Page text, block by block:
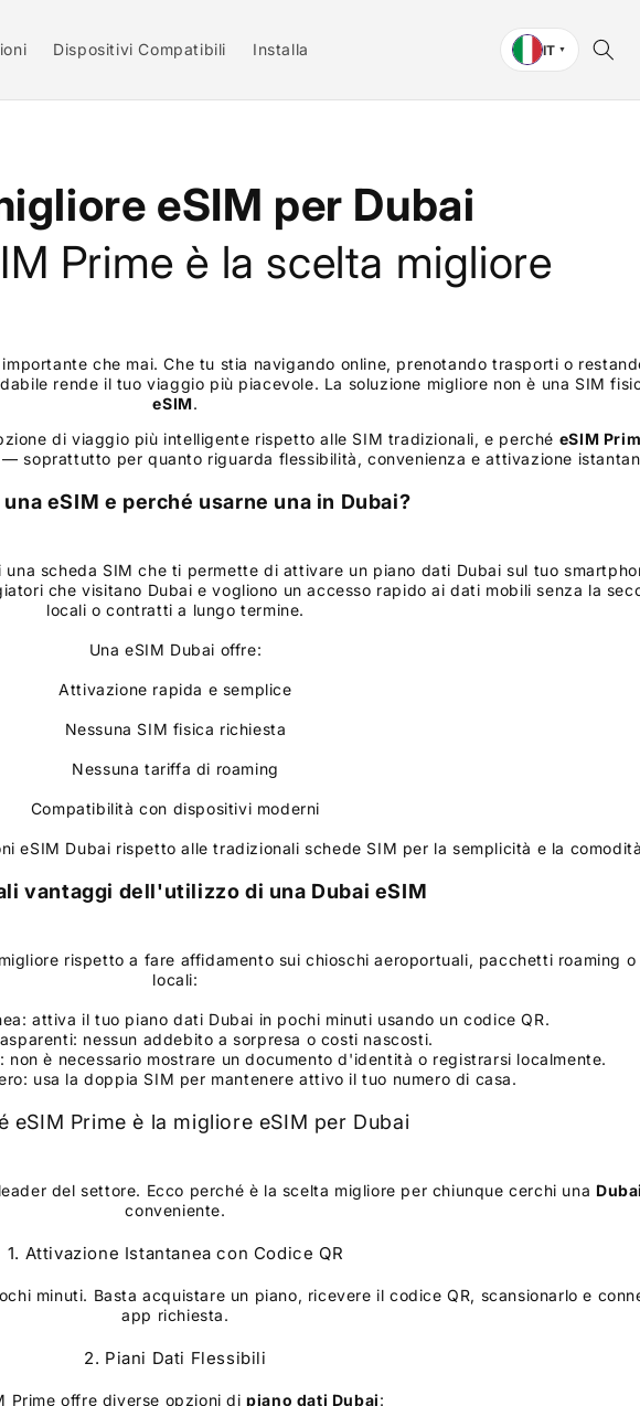
Dispositivi Compatibili Installa IT ▼
eSIM per Dubai
Prime è la scelta migliore
che mai. Che tu stia navigando online, prenotando trasporti o
rende il tuo viaggio più piacevole. La soluzione migliore non è una SIM
eSIM.
di viaggio più intelligente rispetto alle SIM tradizionali, e perché eSIM
— soprattutto per quanto riguarda flessibilità, convenienza e attivazione
eSIM e perché usarne una in Dubai?
scheda SIM che ti permette di attivare un piano dati Dubai sul tuo
che visitano Dubai e vogliono un accesso rapido ai dati mobili senza la
locali o contratti a lungo termine.
Una eSIM Dubai offre:
Attivazione rapida e semplice
Nessuna SIM fisica richiesta
Nessuna tariffa di roaming
Compatibilità con dispositivi moderni
eSIM Dubai rispetto alle tradizionali schede SIM per la semplicità e la
vantaggi dell'utilizzo di una Dubai eSIM
rispetto a fare affidamento sui chioschi aeroportuali, pacchetti roaming
locali:
attiva il tuo piano dati Dubai in pochi minuti usando un codice QR.
nessun addebito a sorpresa o costi nascosti.
non è necessario mostrare un documento d'identità o registrarsi localmente.
usa la doppia SIM per mantenere attivo il tuo numero di casa.
eSIM Prime è la migliore eSIM per Dubai
del settore. Ecco perché è la scelta migliore per chiunque cerchi una Dubai
conveniente.
1. Attivazione Istantanea con Codice QR
minuti. Basta acquistare un piano, ricevere il codice QR, scansionarlo e
app richiesta.
2. Piani Dati Flessibili
Prime offre diverse opzioni dipiano dati Dubai: